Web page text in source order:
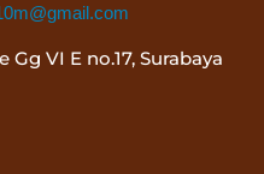
Gg VI E no.17, Surabaya